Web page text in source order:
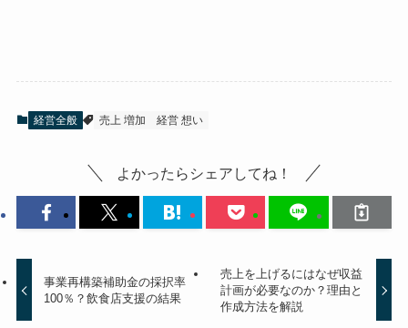
経営全般 売上 増加 経営 想い
よかったらシェアしてね！
事業再構築補助金の採択率
100％？飲食店支援の結果
売上を上げるにはなぜ収益
計画が必要なのか？理由と
作成方法を解説